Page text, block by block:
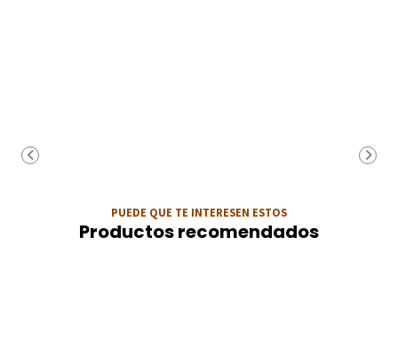
PUEDE QUE TE INTERESEN ESTOS
Productos recomendados